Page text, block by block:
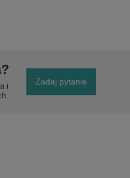
i
Zadaj pytanie